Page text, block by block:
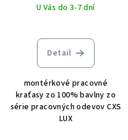
U Vás do 3-7 dní
Detail
montérkové pracovné
kraťasy zo 100% bavlny zo
série pracovných odevov CXS
LUX